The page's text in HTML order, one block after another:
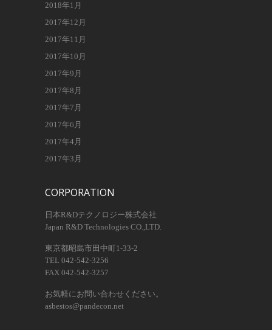
2018年1月
2017年12月
2017年11月
2017年10月
2017年9月
2017年8月
2017年7月
2017年6月
2017年4月
2017年3月
CORPORATION
日本R&Dテクノロジー株式会社
Japan R&D Technologies CO.,LTD.
東京都昭島市田中町1-33-2
TEL 042-542-3256
FAX 042-542-3257
お気軽にお問い合わせください。
asbestos@pandecon.net